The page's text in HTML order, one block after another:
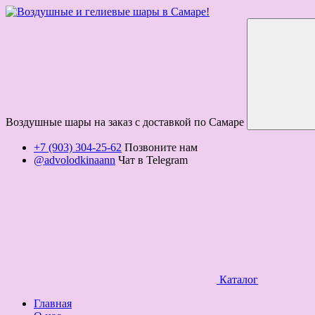
Воздушные шары на заказ с доставкой по Самаре
+7 (903) 304-25-62 Позвоните нам
@advolodkinaann Чат в Telegram
Каталог
Главная